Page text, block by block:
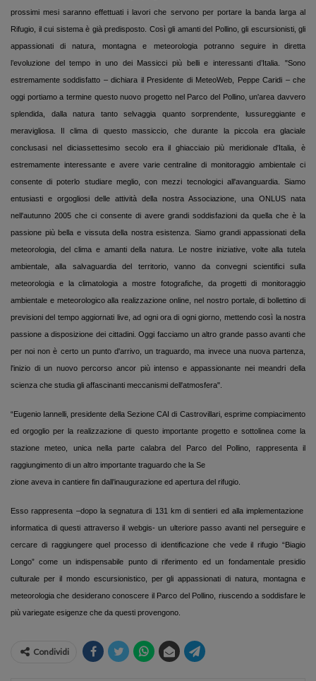
prossimi mesi saranno effettuati i lavori che servono per portare la banda larga al
Rifugio, il cui sistema è già predisposto. Così gli amanti del Pollino, gli escursionisti, gli
appassionati di natura, montagna e meteorologia potranno seguire in diretta
l’evoluzione del tempo in uno dei Massicci più belli e interessanti d’Italia. "Sono
estremamente soddisfatto – dichiara il Presidente di MeteoWeb, Peppe Caridi – che
oggi portiamo a termine questo nuovo progetto nel Parco del Pollino, un'area davvero
splendida, dalla natura tanto selvaggia quanto sorprendente, lussureggiante e
meravigliosa. Il clima di questo massiccio, che durante la piccola era glaciale
conclusasi nel diciassettesimo secolo era il ghiacciaio più meridionale d'Italia, è
estremamente interessante e avere varie centraline di monitoraggio ambientale ci
consente di poterlo studiare meglio, con mezzi tecnologici all'avanguardia. Siamo
entusiasti e orgogliosi delle attività della nostra Associazione, una ONLUS nata
nell'autunno 2005 che ci consente di avere grandi soddisfazioni da quella che è la
passione più bella e vissuta della nostra esistenza. Siamo grandi appassionati della
meteorologia, del clima e amanti della natura. Le nostre iniziative, volte alla tutela
ambientale, alla salvaguardia del territorio, vanno da convegni scientifici sulla
meteorologia e la climatologia a mostre fotografiche, da progetti di monitoraggio
ambientale e meteorologico alla realizzazione online, nel nostro portale, di bollettino di
previsioni del tempo aggiornati live, ad ogni ora di ogni giorno, mettendo così la nostra
passione a disposizione dei cittadini. Oggi facciamo un altro grande passo avanti che
per noi non è certo un punto d'arrivo, un traguardo, ma invece una nuova partenza,
l'inizio di un nuovo percorso ancor più intenso e appassionante nei meandri della
scienza che studia gli affascinanti meccanismi dell'atmosfera".
“Eugenio Iannelli, presidente della Sezione CAI di Castrovillari, esprime compiacimento
ed orgoglio per la realizzazione di questo importante progetto e sottolinea come la
stazione meteo, unica nella parte calabra del Parco del Pollino, rappresenta il
raggiungimento di un altro importante traguardo che la Se
zione aveva in cantiere fin dall’inaugurazione ed apertura del rifugio.
Esso rappresenta –dopo la segnatura di 131 km di sentieri ed alla implementazione
informatica di questi attraverso il webgis- un ulteriore passo avanti nel perseguire e
cercare di raggiungere quel processo di identificazione che vede il rifugio “Biagio
Longo” come un indispensabile punto di riferimento ed un fondamentale presidio
culturale per il mondo escursionistico, per gli appassionati di natura, montagna e
meteorologia che desiderano conoscere il Parco del Pollino, riuscendo a soddisfare le
più variegate esigenze che da questi provengono.
Condividi